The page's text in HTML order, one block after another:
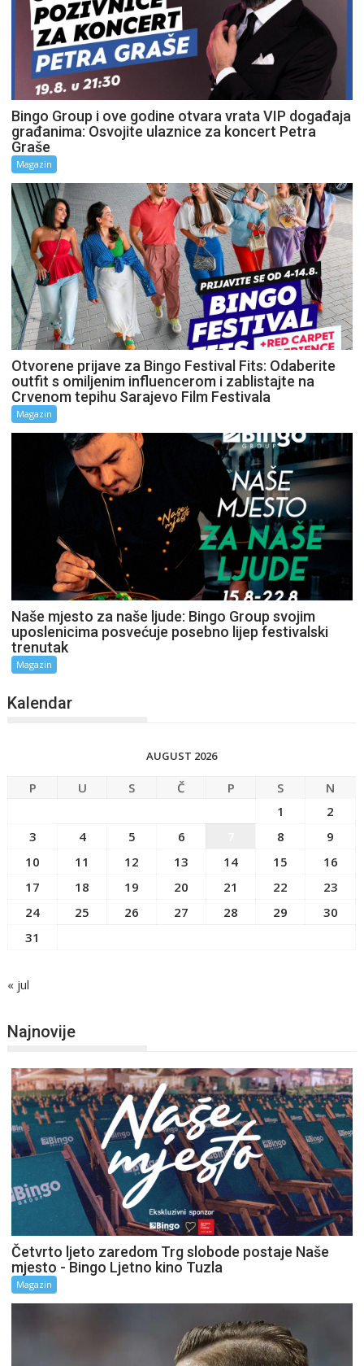
Bingo Group i ove godine otvara vrata VIP događaja
građanima: Osvojite ulaznice za koncert Petra
Graše
Magazin
Otvorene prijave za Bingo Festival Fits: Odaberite
outfit s omiljenim influencerom i zablistajte na
Crvenom tepihu Sarajevo Film Festivala
Magazin
Naše mjesto za naše ljude: Bingo Group svojim
uposlenicima posvećuje posebno lijep festivalski
trenutak
Magazin
Kalendar
AUGUST 2026
P U S Č P S
N
1
2
3
4 5 6 8
9
10
11 12 13 14 15
16
17
18 19 20 21 22
23
24
25 26 27 28 29
30
31
« jul
Najnovije
Četvrto ljeto zaredom Trg slobode postaje Naše
mjesto - Bingo Ljetno kino Tuzla
Magazin